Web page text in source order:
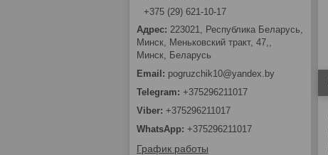
+375 (29) 621-10-17
223021, Республика Беларусь,
Минск, Меньковский тракт, 47,,
Минск, Беларусь
pogruzchik10@yandex.by
+375296211017
+375296211017
+375296211017
График работы